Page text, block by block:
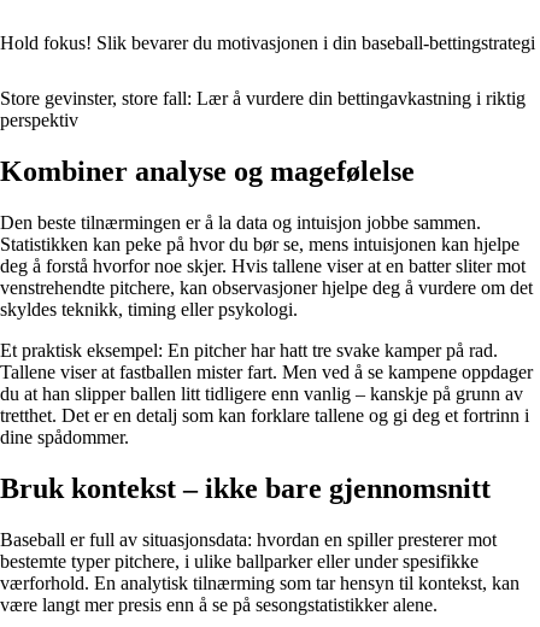
Hold fokus! Slik bevarer du motivasjonen i din baseball-bettingstrategi
Store gevinster, store fall: Lær å vurdere din bettingavkastning i riktig
perspektiv
Kombiner analyse og magefølelse
Den beste tilnærmingen er å la data og intuisjon jobbe sammen.
Statistikken kan peke på hvor du bør se, mens intuisjonen kan hjelpe
deg å forstå hvorfor noe skjer. Hvis tallene viser at en batter sliter mot
venstrehendte pitchere, kan observasjoner hjelpe deg å vurdere om det
skyldes teknikk, timing eller psykologi.
Et praktisk eksempel: En pitcher har hatt tre svake kamper på rad.
Tallene viser at fastballen mister fart. Men ved å se kampene oppdager
du at han slipper ballen litt tidligere enn vanlig – kanskje på grunn av
tretthet. Det er en detalj som kan forklare tallene og gi deg et fortrinn i
dine spådommer.
Bruk kontekst – ikke bare gjennomsnitt
Baseball er full av situasjonsdata: hvordan en spiller presterer mot
bestemte typer pitchere, i ulike ballparker eller under spesifikke
værforhold. En analytisk tilnærming som tar hensyn til kontekst, kan
være langt mer presis enn å se på sesongstatistikker alene.